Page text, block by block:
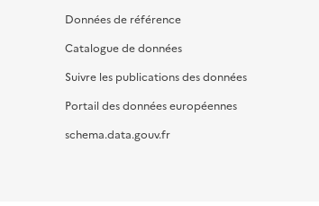
Données de référence
Catalogue de données
Suivre les publications des données
Portail des données européennes
schema.data.gouv.fr